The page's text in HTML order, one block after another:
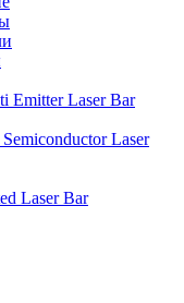
Emitter Laser Bar
Laser
Laser Bar